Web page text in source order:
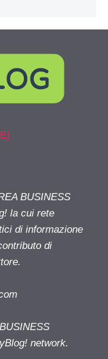
BUSINESS
la cui rete
di informazione
di
network.